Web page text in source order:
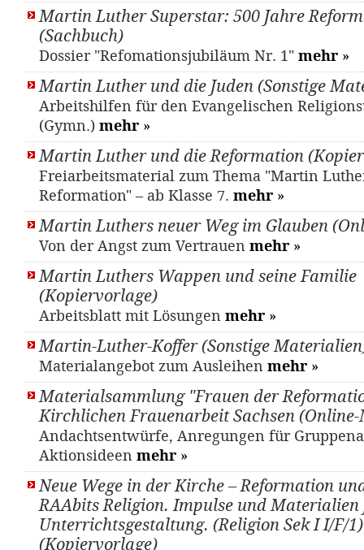
Martin Luther Superstar: 500 Jahre
(Sachbuch)
Dossier "Refomationsjubiläum Nr. 1" mehr »
Martin Luther und die Juden (Sonstige
Arbeitshilfen für den Evangelischen
(Gymn.) mehr »
Martin Luther und die Reformation
Freiarbeitsmaterial zum Thema "Martin
Reformation" – ab Klasse 7. mehr »
Martin Luthers neuer Weg im Glauben
Von der Angst zum Vertrauen mehr »
Martin Luthers Wappen und seine Familie
(Kopiervorlage)
Arbeitsblatt mit Lösungen mehr »
Martin-Luther-Koffer (Sonstige
Materialangebot zum Ausleihen mehr »
Materialsammlung "Frauen der
Kirchlichen Frauenarbeit Sachsen
Andachtsentwürfe, Anregungen für
Aktionsideen mehr »
Neue Wege in der Kirche – Reformation
RAAbits Religion. Impulse und
Unterrichtsgestaltung. (Religion Sek I I/F/1)
(Kopiervorlage)